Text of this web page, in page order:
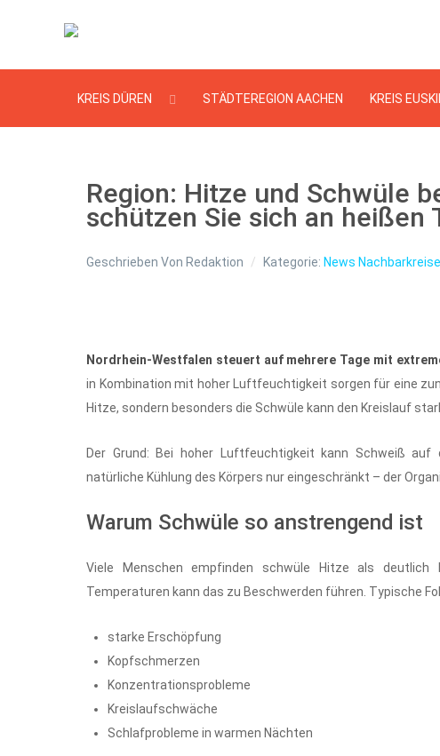
KREIS DÜREN STÄDTEREGION AACHEN KREIS
Region: Hitze und Schwüle
schützen Sie sich an heißen
Geschrieben Von Redaktion Kategorie: News Nachbarkreise
Nordrhein-Westfalen steuert auf mehrere Tage mit
in Kombination mit hoher Luftfeuchtigkeit sorgen für eine
Hitze, sondern besonders die Schwüle kann den Kreislauf
Der Grund: Bei hoher Luftfeuchtigkeit kann Schweiß
natürliche Kühlung des Körpers nur eingeschränkt – der
Warum Schwüle so anstrengend ist
Viele Menschen empfinden schwüle Hitze als deutlich
Temperaturen kann das zu Beschwerden führen. Typische
starke Erschöpfung
Kopfschmerzen
Konzentrationsprobleme
Kreislaufschwäche
Schlafprobleme in warmen Nächten